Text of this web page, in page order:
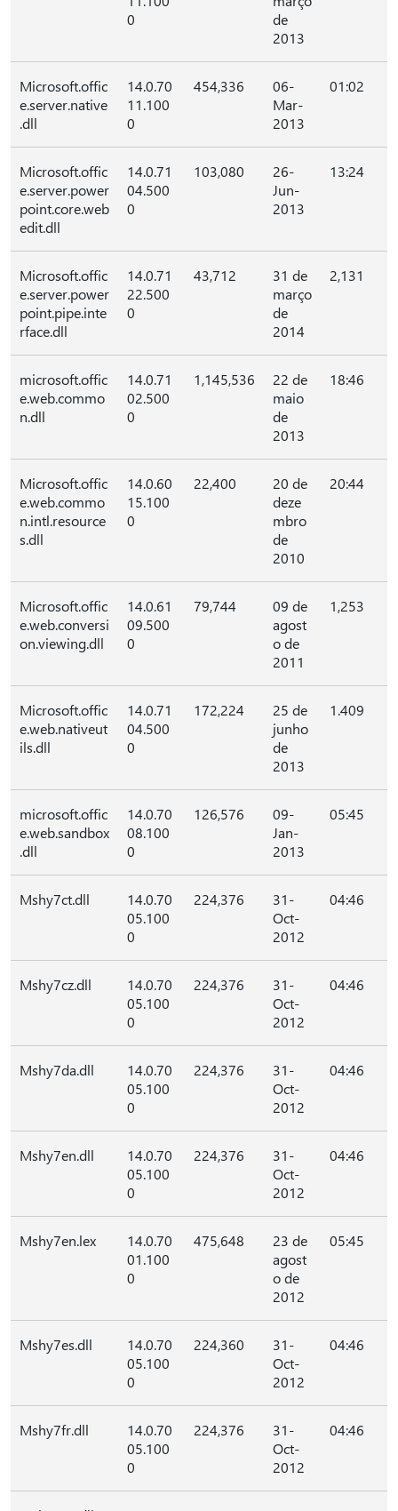
0
de
2013
Microsoft.offic
e.server.native
.dll
14.0.70
11.100
0
454,336
06-
Mar-
2013
01:02
Microsoft.offic
e.server.power
point.core.web
edit.dll
14.0.71
04.500
0
103,080
26-
Jun-
2013
13:24
Microsoft.offic
e.server.power
point.pipe.inte
rface.dll
14.0.71
22.500
0
43,712
31 de
março
de
2014
2,131
microsoft.offic
e.web.commo
n.dll
14.0.71
02.500
0
1,145,536
22 de
maio
de
2013
18:46
Microsoft.offic
e.web.commo
n.intl.resource
s.dll
14.0.60
15.100
0
22,400
20 de
deze
mbro
de
2010
20:44
Microsoft.offic
e.web.conversi
on.viewing.dll
14.0.61
09.500
0
79,744
09 de
agost
o de
2011
1,253
Microsoft.offic
e.web.nativeut
ils.dll
14.0.71
04.500
0
172,224
25 de
junho
de
2013
1.409
microsoft.offic
e.web.sandbox
.dll
14.0.70
08.100
0
126,576
09-
Jan-
2013
05:45
Mshy7ct.dll
14.0.70
05.100
0
224,376
31-
Oct-
2012
04:46
Mshy7cz.dll
14.0.70
05.100
0
224,376
31-
Oct-
2012
04:46
Mshy7da.dll
14.0.70
05.100
0
224,376
31-
Oct-
2012
04:46
Mshy7en.dll
14.0.70
05.100
0
224,376
31-
Oct-
2012
04:46
Mshy7en.lex
14.0.70
01.100
0
475,648
23 de
agost
o de
2012
05:45
Mshy7es.dll
14.0.70
05.100
0
224,360
31-
Oct-
2012
04:46
Mshy7fr.dll
14.0.70
05.100
0
224,376
31-
Oct-
2012
04:46